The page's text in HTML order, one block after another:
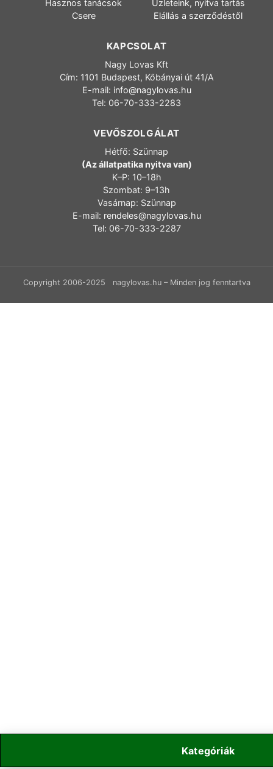
Kategóriák
Hasznos tanácsok
Üzleteink, nyitva tartás
Csere
Elállás a szerződéstől
KAPCSOLAT
Nagy Lovas Kft
Cím: 1101 Budapest, Kőbányai út 41/A
E-mail: info@nagylovas.hu
Tel: 06-70-333-2283
VEVŐSZOLGÁLAT
Hétfő: Szünnap
(Az állatpatika nyitva van)
K–P: 10–18h
Szombat: 9–13h
Vasárnap: Szünnap
E-mail: rendeles@nagylovas.hu
Tel: 06-70-333-2287
Copyright 2006-2025 nagylovas.hu – Minden jog fenntartva